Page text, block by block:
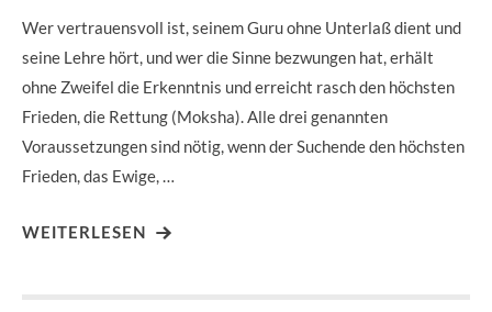
Wer vertrauensvoll ist, seinem Guru ohne Unterlaß dient und
seine Lehre hört, und wer die Sinne bezwungen hat, erhält
ohne Zweifel die Erkenntnis und erreicht rasch den höchsten
Frieden, die Rettung (Moksha). Alle drei genannten
Voraussetzungen sind nötig, wenn der Suchende den höchsten
Frieden, das Ewige, …
WEITERLESEN